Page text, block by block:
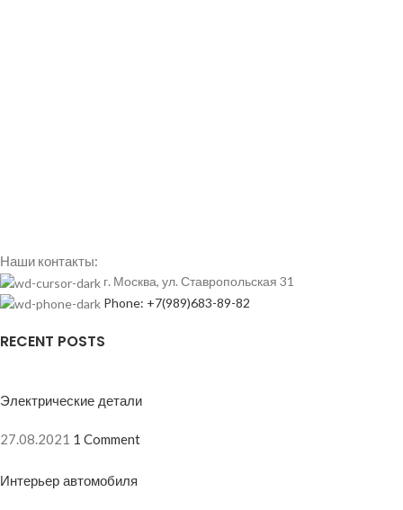
Наши контакты:
г. Москва, ул. Ставропольская 31
Phone: +7(989)683-89-82
RECENT POSTS
Электрические детали
27.08.2021 1 Comment
Интерьер автомобиля